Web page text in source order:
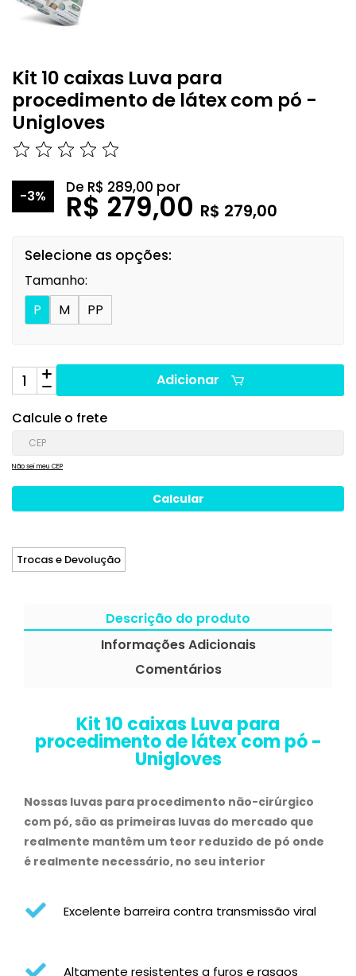
Kit 10 caixas Luva para
procedimento de látex com pó -
Unigloves
-3% De R$ 289,00 por
R$ 279,00 R$ 279,00
Selecione as opções:
Tamanho:
P
M PP
Adicionar
Calcule o frete
Não sei meu CEP
Trocas e Devolução
Descrição do produto
Informações Adicionais
Comentários
Kit 10 caixas Luva para
procedimento de látex com pó -
Unigloves
Nossas luvas para procedimento não-cirúrgico
com pó, são as primeiras luvas do mercado que
realmente mantêm um teor reduzido de pó onde
é realmente necessário, no seu interior
Excelente barreira contra transmissão viral
Altamente resistentes a furos e rasgos